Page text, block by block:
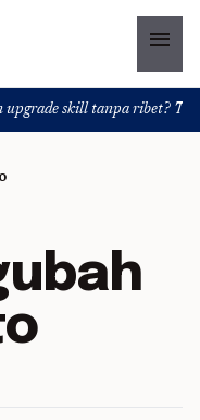
menu
skill tanpa ribet?